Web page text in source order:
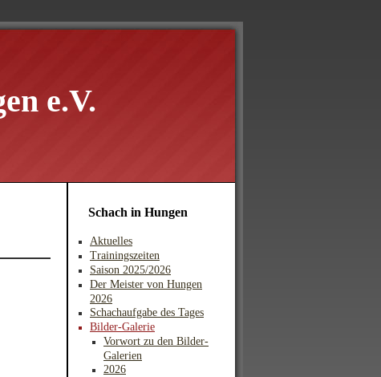
e.V.
Schach in Hungen
Aktuelles
Trainingszeiten
Saison 2025/2026
Der Meister von Hungen
2026
Schachaufgabe des Tages
Bilder-Galerie
Vorwort zu den Bilder-
Galerien
2026